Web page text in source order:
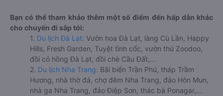
Bạn có thể tham khảo thêm một số điểm đến hấp dẫn khác
cho chuyến đi sắp tới:
1. Du lịch Đà Lạt: Vườn hoa Đà Lạt, làng Cù Lần, Happy
Hills, Fresh Garden, Tuyệt tình cốc, vườn thú Zoodoo,
đồi cỏ hồng Đà Lạt, đồi chè Cầu Đất,...
2. Du lịch Nha Trang: Bãi biển Trần Phú, tháp Trầm
Hương, nhà thờ đá, chợ đêm Nha Trang, đảo Hòn Mun,
nhà ga Nha Trang, đảo Điệp Sơn, thác bà Ponagar,...